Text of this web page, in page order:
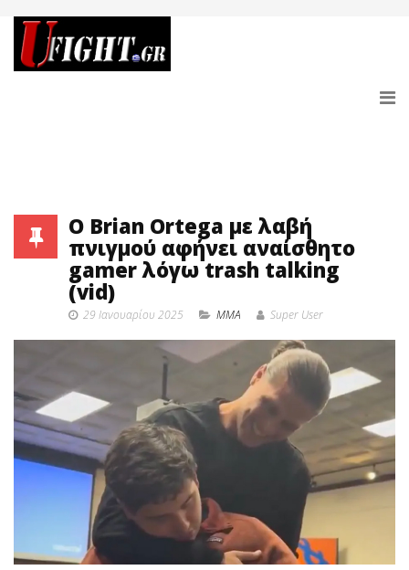
O Brian Ortega με λαβή
πνιγμού αφήνει αναίσθητο
gamer λόγω trash talking
(vid)
29 Ιανουαρίου 2025 MMA Super User